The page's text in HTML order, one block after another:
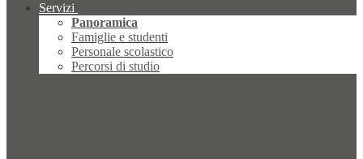
Servizi
Panoramica
Famiglie e studenti
Personale scolastico
Percorsi di studio